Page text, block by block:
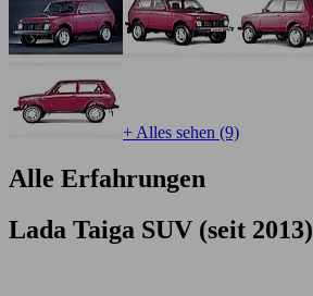
+ Alles sehen (9)
Alle Erfahrungen
Lada Taiga SUV (seit 2013)